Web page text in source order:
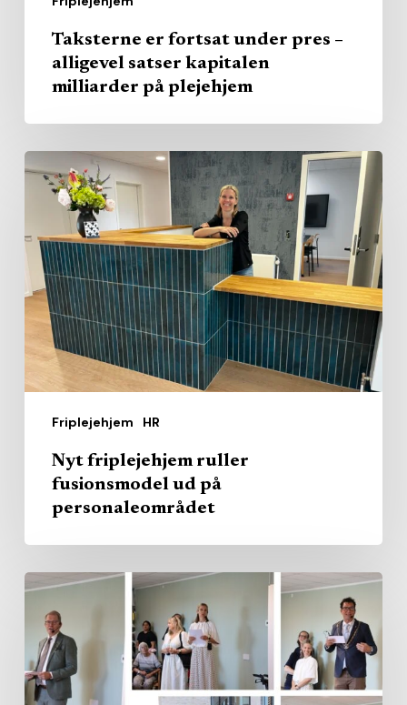
plejehjem
Taksterne er fortsat under pres –
alligevel satser kapitalen
milliarder på plejehjem
Friplejehjem HR
Nyt
friplejehjem
fusionsmodel
på
personaleområdet
Nyt friplejehjem ruller
fusionsmodel ud på
personaleområdet
Diakonissestiftelsen
åbnet
sit
første